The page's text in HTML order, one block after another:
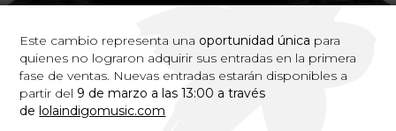
Este cambio representa una oportunidad única para
quienes no lograron adquirir sus entradas en la primera
fase de ventas. Nuevas entradas estarán disponibles a
partir del 9 de marzo a las 13:00 a través
delolaindigomusic.com